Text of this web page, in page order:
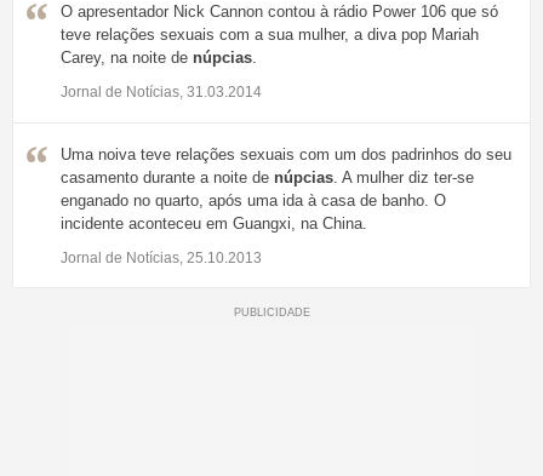
O apresentador Nick Cannon contou à rádio Power 106 que só
teve relações sexuais com a sua mulher, a diva pop Mariah
Carey, na noite de núpcias
Jornal de Notícias, 31.03.2014
Uma noiva teve relações sexuais com um dos padrinhos do seu
casamento durante a noite de núpcias . A mulher diz ter-se
enganado no quarto, após uma ida à casa de banho. O
incidente aconteceu em Guangxi, na China.
Jornal de Notícias, 25.10.2013